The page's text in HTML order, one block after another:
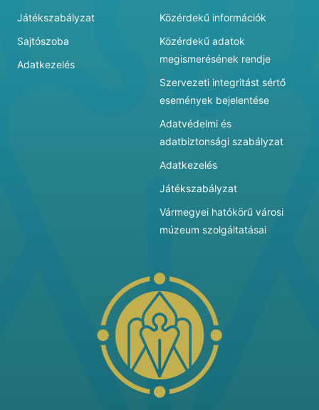
Játékszabályzat
Sajtószoba
Adatkezelés
Közérdekű információk
Közérdekű adatok
megismerésének rendje
Szervezeti integritást sértő
események bejelentése
Adatvédelmi és
adatbiztonsági szabályzat
Adatkezelés
Játékszabályzat
Vármegyei hatókörű városi
múzeum szolgáltatásai